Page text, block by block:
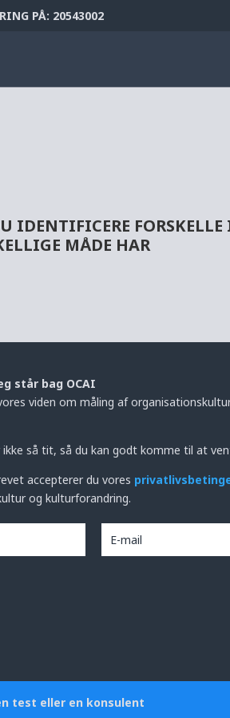
RING PÅ: 20543002
IDENTIFICERE FORSKELLE
MÅDE HAR
står bag OCAI
viden om måling af
så tit, så du kan godt komme til at
accepterer du vores
og kulturforandring.
test eller en konsulent